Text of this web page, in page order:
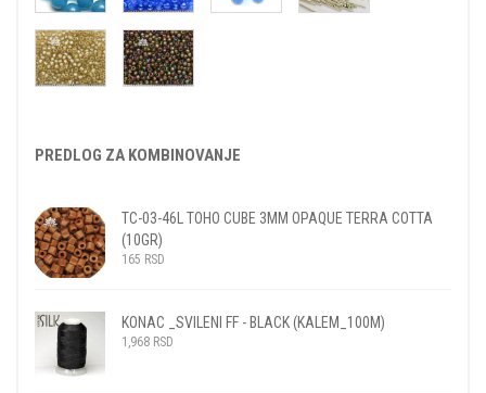
PREDLOG ZA KOMBINOVANJE
TC-03-46L TOHO CUBE 3MM OPAQUE TERRA COTTA
(10GR)
165 RSD
KONAC _SVILENI FF - BLACK (KALEM_100M)
1,968 RSD